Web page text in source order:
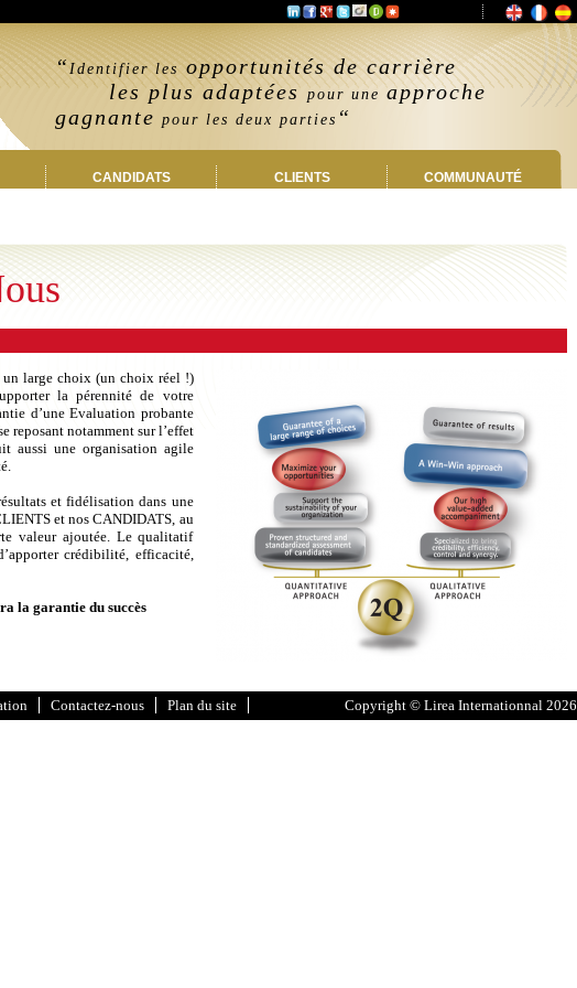
“Identifier lesopportunités de carrière
les plus adaptéespour une approche
gagnante pour les deux parties “
CANDIDATS CLIENTS COMMUNAUTÉ
large choix (un choix réel !)
la pérennité de votre
d’une Evaluation probante
reposant notamment sur l’effet
aussi une organisation agile
et fidélisation dans une
et nos CANDIDATS, au
valeur ajoutée. Le qualitatif
crédibilité, efficacité,
la garantie du succès
Contactez-nous Plan du site Copyright © Lirea Internationnal 2026